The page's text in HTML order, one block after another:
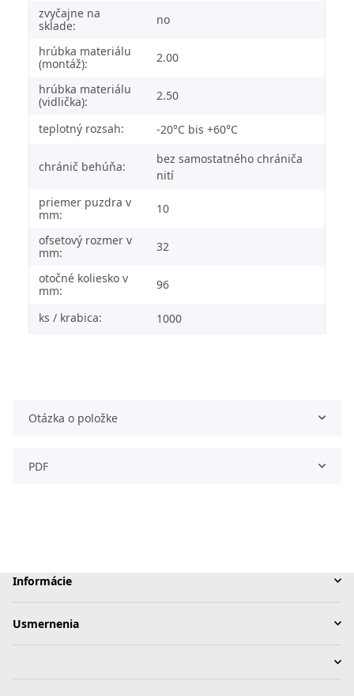
zvyčajne na
sklade:
no
hrúbka materiálu
(montáž):
2.00
hrúbka materiálu
(vidlička):
2.50
teplotný rozsah: -20°C bis +60°C
chránič behúňa:
bez samostatného chrániča
nití
priemer puzdra v
mm:
10
ofsetový rozmer v
mm:
32
otočné koliesko v
mm:
96
ks / krabica: 1000
Otázka o položke
PDF
Informácie
Usmernenia